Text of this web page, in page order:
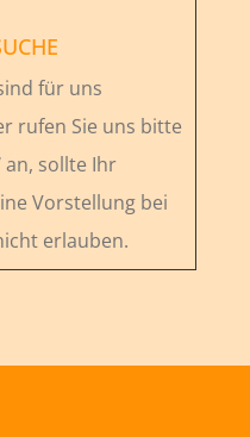
für uns
rufen Sie uns bitte
an, sollte Ihr
Vorstellung bei
erlauben.